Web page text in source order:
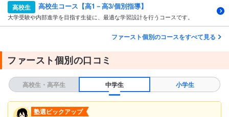
高校生 高校生コース【高1－高3/個別指導】
大学受験や内部進学を目指す生徒に、最適な学習設計を行うコースです。
ファースト個別のコースをすべて見る
ファースト個別の口コミ
高校生・高卒生 中学生 小学生
塾選ピックアップ